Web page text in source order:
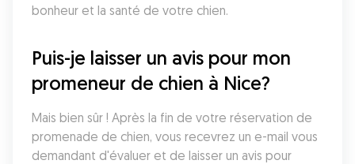
bonheur et la santé de votre chien.
Puis-je laisser un avis pour mon
promeneur de chien à Nice?
Mais bien sûr ! Après la fin de votre réservation de
promenade de chien, vous recevrez un e-mail vous
demandant d'évaluer et de laisser un avis pour